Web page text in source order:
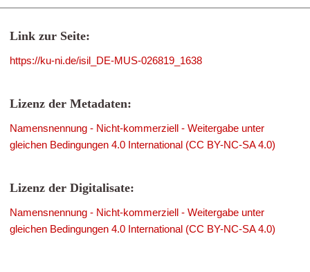
Link zur Seite:
https://ku-ni.de/isil_DE-MUS-026819_1638
Lizenz der Metadaten:
Namensnennung - Nicht-kommerziell - Weitergabe unter
gleichen Bedingungen 4.0 International (CC BY-NC-SA 4.0)
Lizenz der Digitalisate:
Namensnennung - Nicht-kommerziell - Weitergabe unter
gleichen Bedingungen 4.0 International (CC BY-NC-SA 4.0)